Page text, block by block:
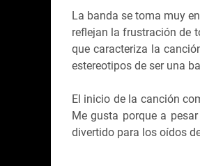
La banda se toma muy
reflejan la frustración de
que caracteriza la
estereotipos de ser una
El inicio de la canción
Me gusta porque a
divertido para los oídos